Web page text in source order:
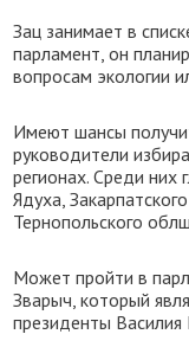
Зац занимает в
парламент, он
вопросам экологии
Имеют шансы
руководители
регионах. Среди них
Ядуха,
Тернопольского
Может пройти в
Зварыч, который
президенты Василия